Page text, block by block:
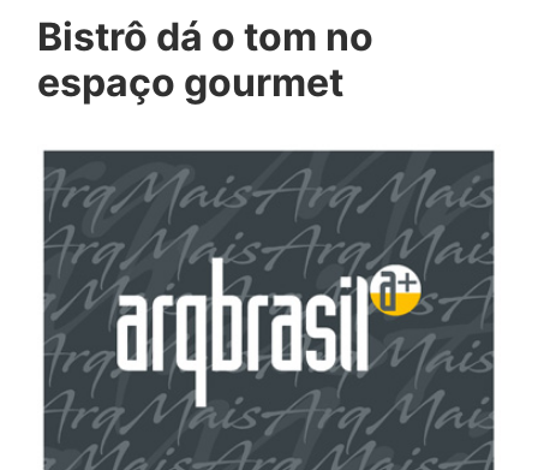
Bistrô dá o tom no
espaço gourmet